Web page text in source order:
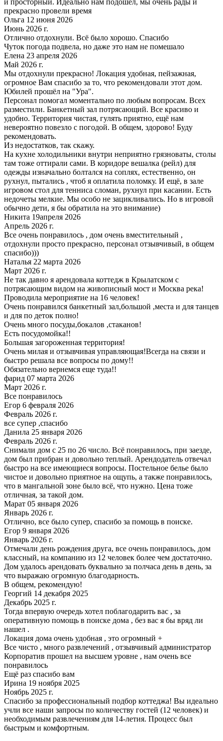
и просторный. Идеально нам подошел, мы очень рады и
прекрасно провели время
Ольга 12 июня 2026
Июнь 2026 г.
Отлично отдохнули. Всё было хорошо. Спасибо
Чуток погода подвела, но даже это нам не помешало
Елена 23 апреля 2026
Май 2026 г.
Мы отдохнули прекрасно! Локация удобная, пейзажная,
огромное Вам спасибо за то, что рекомендовали этот дом.
Юбилей прошёл на "Ура".
Персонал помогал моментально по любым вопросам. Всех
разместили. Банкетный зал потрясающий. Все красиво и
удобно. Территория чистая, гулять приятно, ещё нам
невероятно повезло с погодой. В общем, здорово! Буду
рекомендовать.
Из недостатков, так скажу.
На кухне холодильники внутри неприятно грязноваты, столы
там тоже оттирали сами. В коридоре вешалка (рейл) для
одежды изначально болтался на соплях, естественно, он
рухнул, пытались , чтоб я оплатила поломку. И ещё, в зале
игровом стол для тенниса сломан, рухнул при касании. Есть
недочеты мелкие. Мы особо не зацикливались. Но в игровой
обычно дети, я бы обратила на это внимание)
Никита 19апреля 2026
Апрель 2026 г.
Все очень понравилось , дом очень вместительный ,
отдохнули просто прекрасно, персонал отзывчивый, в общем
спасибо)))
Наталья 22 марта 2026
Март 2026 г.
Не так давно я арендовала коттедж в Крылатском с
потрясающим видом на живописный мост и Москва река!
Проводила мероприятие на 16 человек!
Очень понравился банкетный зал,большой ,места и для танцев
и для по деток полно!
Очень много посуды,бокалов ,стаканов!
Есть посудомойка!!
Большая загороженная территория!
Очень милая и отзывчивая управляющая!Всегда на связи и
быстро решала все вопросы по дому!!
Обязательно вернемся еще туда!!
фарид 07 марта 2026
Март 2026 г.
Все понравилось
Егор 6 февраля 2026
Февраль 2026 г.
все супер ,спасибо
Данила 25 января 2026
Февраль 2026 г.
Снимали дом с 25 по 26 число. Всё понравилось, при заезде,
дом был прибран и довольно теплый. Арендодатель отвечал
быстро на все имеющиеся вопросы. Постельное белье было
чистое и довольно приятное на ощупь, а также понравилось,
что в мангальной зоне было всё, что нужно. Цена тоже
отличная, за такой дом.
Марат 05 января 2026
Январь 2026 г.
Отлично, все было супер, спасибо за помощь в поиске.
Егор 9 января 2026
Январь 2026 г.
Отмечали день рождения друга, все очень понравилось, дом
классный, на компанию из 12 человек более чем достаточно.
Дом удалось арендовать буквально за полчаса день в день, за
что выражаю огромную благодарность.
В общем, рекомендую!
Георгий 14 декабря 2025
Декабрь 2025 г.
Тогда впервую очередь хотел поблагодарить вас , за
оперативную помощь в поиске дома , без вас я бы вряд ли
нашел .
Локация дома очень удобная , это огромный +
Все чисто , много развлечений , отзывчивый администратор
Корпоратив прошел на высшем уровне , нам очень все
понравилось
Ещё раз спасибо вам
Ирина 19 ноября 2025
Ноябрь 2025 г.
Спасибо за профессиональный подбор коттеджа! Вы идеально
учли все наши запросы по количеству гостей (12 человек) и
необходимым развлечениям для 14-летия. Процесс был
быстрым и комфортным.